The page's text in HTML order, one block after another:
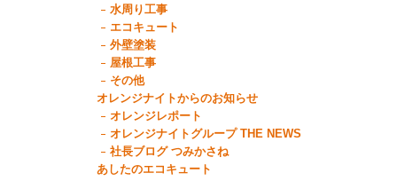
水周り工事
エコキュート
外壁塗装
屋根工事
その他
オレンジナイトからのお知らせ
オレンジレポート
オレンジナイトグループ THE NEWS
社長ブログ つみかさね
あしたのエコキュート